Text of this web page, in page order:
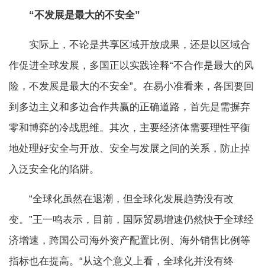
“不发展是最大的不安全”
实际上，不论是共享区域开放成果，还是以区域合
作促进全球发展，多国正以实践诠释“不合作是最大的风
险，不发展是最大的不安全”。在易小准看来，各国要回
到多边主义和多边合作共赢的正确道路，首先是需摒弃
零和博弈的冷战思维。其次，主要经济体需要理性平衡
地处理好安全与开放、安全与发展之间的关系，防止掉
入泛安全化的陷阱。
“全球化虽然在退潮，但全球化发展趋势没有改
变。”王一鸣表示，目前，国际贸易增速仍然快于全球经
济增速，跨国公司海外资产配置比例、海外销售比例等
指标也在提高。“从这个意义上看，全球化并没有终